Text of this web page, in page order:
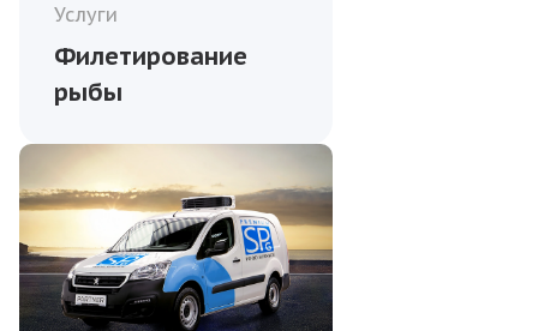
Услуги
Филетирование
рыбы